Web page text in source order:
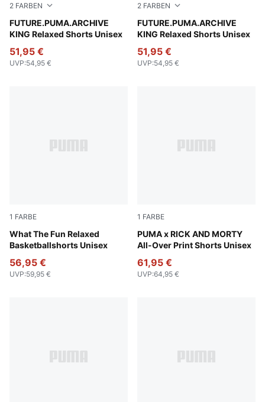
2 FARBEN
FUTURE.PUMA.ARCHIVE
KING Relaxed Shorts Unisex
Puma Black
51,95 €
UVP:54,95 €
2 FARBEN
FUTURE.PUMA.ARCHIVE
KING Relaxed Shorts Unisex
For All Time Red
51,95 €
UVP:54,95 €
1 FARBE
What The Fun Relaxed
Basketballshorts Unisex
Alpine Snow
56,95 €
UVP:59,95 €
1 FARBE
PUMA x RICK AND MORTY
All-Over Print Shorts Unisex
PUMA Black-AOP
61,95 €
UVP:64,95 €